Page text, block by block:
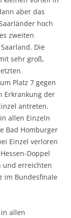
aber das
hoch
zweiten
Die
sehr groß,
Platz 7 gegen
Erkrankung der
antreten.
allen Einzeln
Bad Homburger
Einzel verloren
Doppel
und erreichten
im Bundesfinale
allen